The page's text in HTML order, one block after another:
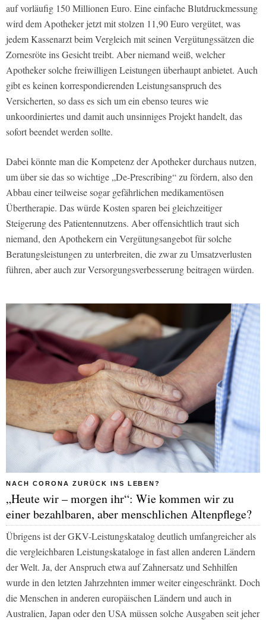
auf vorläufig 150 Millionen Euro. Eine einfache Blutdruckmessung
wird dem Apotheker jetzt mit stolzen 11,90 Euro vergütet, was
jedem Kassenarzt beim Vergleich mit seinen Vergütungssätzen die
Zornesröte ins Gesicht treibt. Aber niemand weiß, welcher
Apotheker solche freiwilligen Leistungen überhaupt anbietet. Auch
gibt es keinen korrespondierenden Leistungsanspruch des
Versicherten, so dass es sich um ein ebenso teures wie
unkoordiniertes und damit auch unsinniges Projekt handelt, das
sofort beendet werden sollte.
Dabei könnte man die Kompetenz der Apotheker durchaus nutzen,
um über sie das so wichtige „De-Prescribing“ zu fördern, also den
Abbau einer teilweise sogar gefährlichen medikamentösen
Übertherapie. Das würde Kosten sparen bei gleichzeitiger
Steigerung des Patientennutzens. Aber offensichtlich traut sich
niemand, den Apothekern ein Vergütungsangebot für solche
Beratungsleistungen zu unterbreiten, die zwar zu Umsatzverlusten
führen, aber auch zur Versorgungsverbesserung beitragen würden.
NACH CORONA ZURÜCK INS LEBEN?
„Heute wir – morgen ihr“: Wie kommen wir zu
einer bezahlbaren, aber menschlichen Altenpflege?
Übrigens ist der GKV-Leistungskatalog deutlich umfangreicher als
die vergleichbaren Leistungskataloge in fast allen anderen Ländern
der Welt. Ja, der Anspruch etwa auf Zahnersatz und Sehhilfen
wurde in den letzten Jahrzehnten immer weiter eingeschränkt. Doch
die Menschen in anderen europäischen Ländern und auch in
Australien, Japan oder den USA müssen solche Ausgaben seit jeher